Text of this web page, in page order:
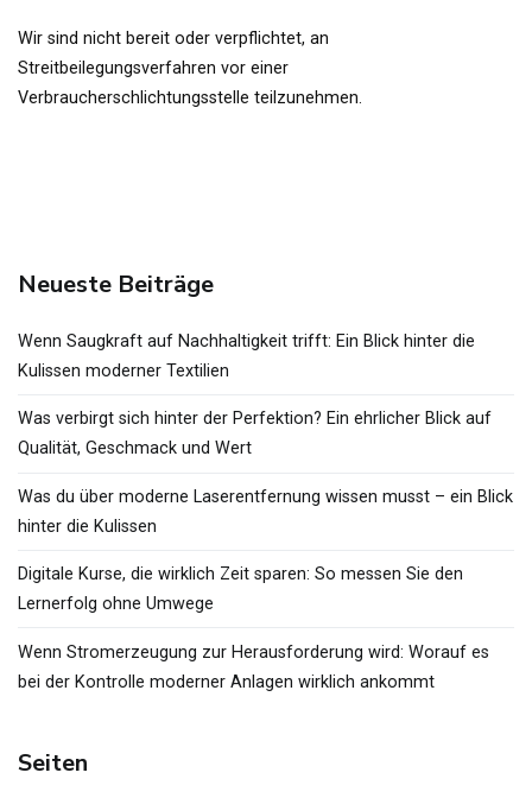
Wir sind nicht bereit oder verpflichtet, an
Streitbeilegungsverfahren vor einer
Verbraucherschlichtungsstelle teilzunehmen.
Neueste Beiträge
Wenn Saugkraft auf Nachhaltigkeit trifft: Ein Blick hinter die
Kulissen moderner Textilien
Was verbirgt sich hinter der Perfektion? Ein ehrlicher Blick auf
Qualität, Geschmack und Wert
Was du über moderne Laserentfernung wissen musst – ein Blick
hinter die Kulissen
Digitale Kurse, die wirklich Zeit sparen: So messen Sie den
Lernerfolg ohne Umwege
Wenn Stromerzeugung zur Herausforderung wird: Worauf es
bei der Kontrolle moderner Anlagen wirklich ankommt
Seiten